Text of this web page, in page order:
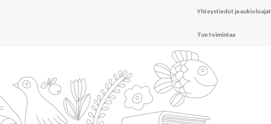
Yhteystiedot ja aukioloajat
Tue toimintaa